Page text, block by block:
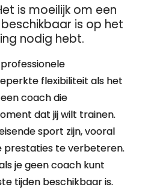
is moeilijk om een
is op het
nodig hebt.
flexibiliteit als het
coach die
dat jij wilt trainen.
sport zijn, vooral
prestaties te verbeteren.
je geen coach kunt
tijden beschikbaar is.